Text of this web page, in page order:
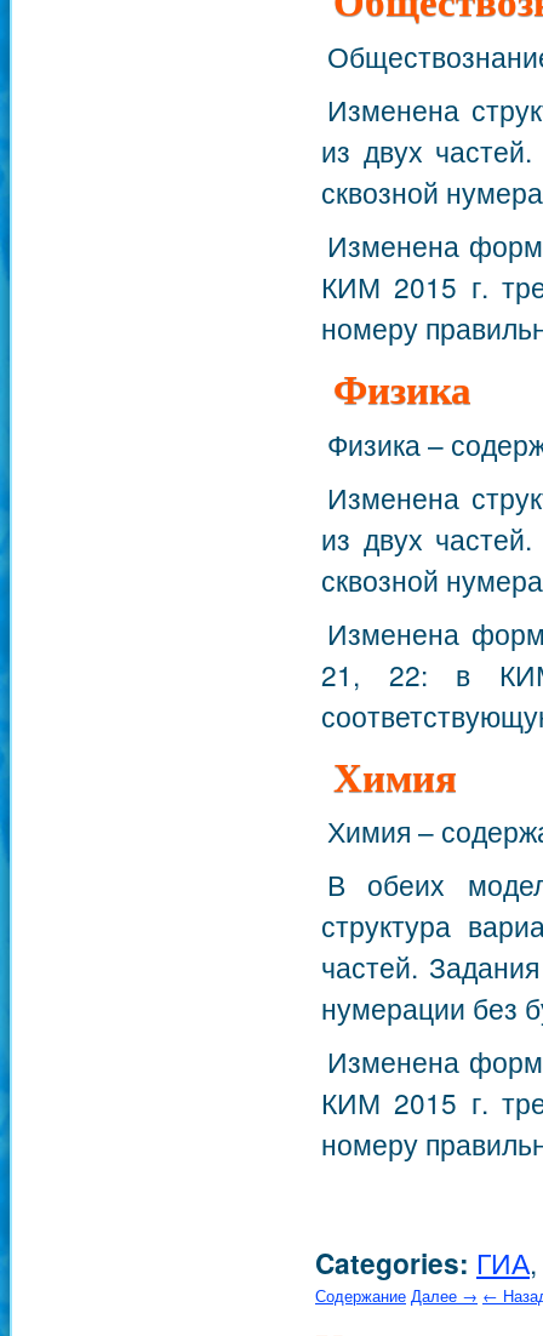
Изменена
из двух
сквозной
Изменена
КИМ 2015 г.
номеру
Физика
Физика –
Изменена
из двух
сквозной
Изменена
21, 22: в КИМ
Химия
Химия –
В обеих
структура
частей.
нумерации без
Изменена
КИМ 2015 г.
номеру
Categories: ГИА,
Содержание Далее → ←